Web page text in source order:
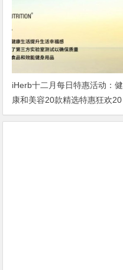
iHerb十二月每日特惠活动：健
康和美容20款精选特惠狂欢20
天，专享折扣码CNG20